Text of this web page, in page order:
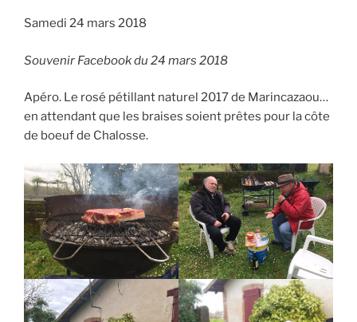
Samedi 24 mars 2018
Souvenir Facebook du 24 mars 2018
Apéro. Le rosé pétillant naturel 2017 de Marincazaou…
en attendant que les braises soient prêtes pour la côte
de boeuf de Chalosse.